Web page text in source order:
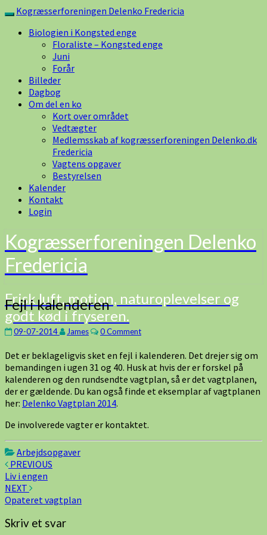
Skip
content
Toggle
navigation
Kogræsserforeningen Delenko Fredericia
Biologien i Kongsted enge
Floraliste – Kongsted enge
Juni
Forår
Billeder
Dagbog
Om del en ko
Kort over området
Vedtægter
Medlemsskab af kogræsserforeningen Delenko.dk
Fredericia
Vagtens opgaver
Bestyrelsen
Kalender
Kontakt
Login
Kogræsserforeningen Delenko
Fredericia
Frisk luft, motion, naturoplevelser og
godt kød i fryseren.
Fejl
i
kalenderen
Fejl i kalenderen
09-07-2014 James Comments
0 Comment
Det er beklageligvis sket en fejl i kalenderen. Det drejer sig om
bemandingen i ugen 31 og 40. Husk at hvis der er forskel på
kalenderen og den rundsendte vagtplan, så er det vagtplanen,
der er gældende. Du kan også finde et eksemplar af vagtplanen
her: Delenko Vagtplan 2014.
De involverede vagter er kontaktet.
Arbejdsopgaver
Post
navigation
PREVIOUS
Liv i engen
NEXT
Opateret vagtplan
Skriv et svar